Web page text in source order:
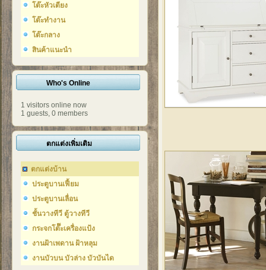
โต๊ะหัวเตียง
โต๊ะทำงาน
โต๊ะกลาง
สินค้าแนะนำ
Who's Online
1 visitors online now
1 guests, 0 members
ตกแต่งเพิ่มเติม
ตกแต่งบ้าน
ประตูบานเฟี้ยม
ประตูบานเลื่อน
ชั้นวางทีวี ตู้วางทีวี
กระจกโต๊๊ะเครื่องแป้ง
งานฝ้าเพดาน ฝ้าหลุม
งานบัวบน บัวล่าง บัวบันได